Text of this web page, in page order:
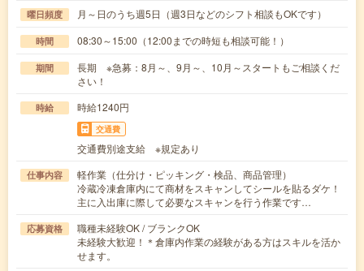
曜日頻度 月～日のうち週5日（週3日などのシフト相談もOKです）
時間 08:30～15:00（12:00までの時短も相談可能！）
期間
長期 ※急募：8月～、9月～、10月～スタートもご相談くだ
さい！
時給 時給1240円
交通費
交通費別途支給 ※規定あり
仕事内容
軽作業（仕分け・ピッキング・検品、商品管理）
冷蔵冷凍倉庫内にて商材をスキャンしてシールを貼るダケ！
主に入出庫に際して必要なスキャンを行う作業です…
応募資格
職種未経験OK / ブランクOK
未経験大歓迎！＊倉庫内作業の経験がある方はスキルを活か
せます。